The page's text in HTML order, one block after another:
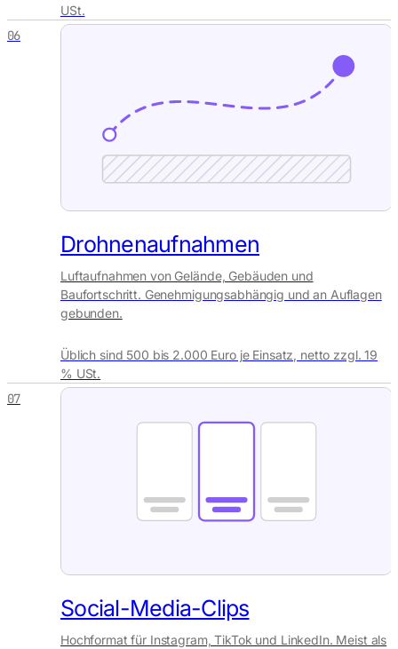
USt.
06
Drohnenaufnahmen
Luftaufnahmen von Gelände, Gebäuden und
Baufortschritt. Genehmigungsabhängig und an Auflagen
gebunden.
Üblich sind 500 bis 2.000 Euro je Einsatz, netto zzgl. 19
% USt.
07
Social-Media-Clips
Hochformat für Instagram, TikTok und LinkedIn. Meist als